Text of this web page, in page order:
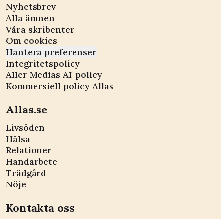
Nyhetsbrev
Alla ämnen
Våra skribenter
Om cookies
Hantera preferenser
Integritetspolicy
Aller Medias AI-policy
Kommersiell policy Allas
Allas.se
Livsöden
Hälsa
Relationer
Handarbete
Trädgård
Nöje
Kontakta oss